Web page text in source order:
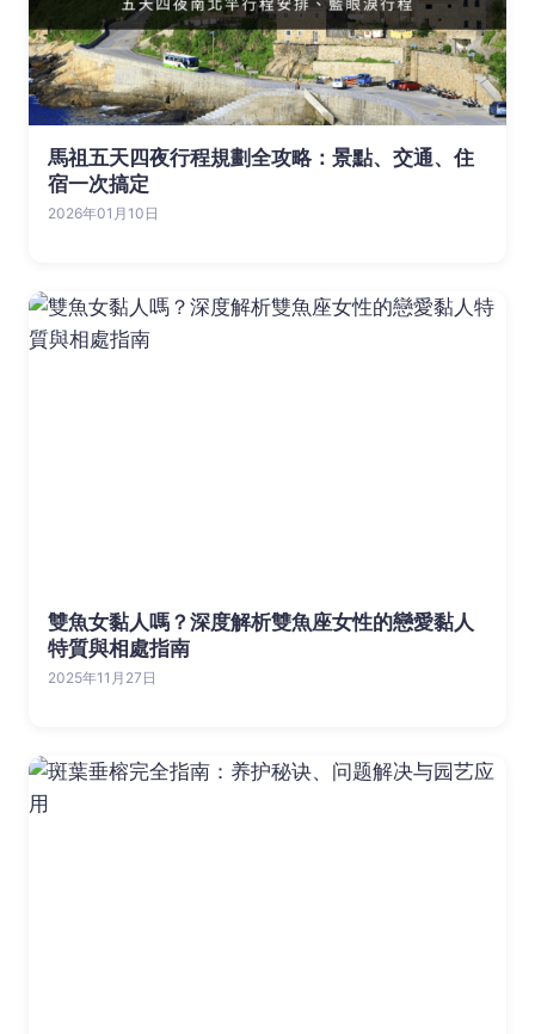
馬祖五天四夜行程規劃全攻略：景點、交通、住
宿一次搞定
2026年01月10日
雙魚女黏人嗎？深度解析雙魚座女性的戀愛黏人
特質與相處指南
2025年11月27日